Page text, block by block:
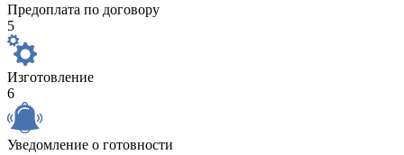
Предоплата по договору
5
Изготовление
6
Уведомление о готовности